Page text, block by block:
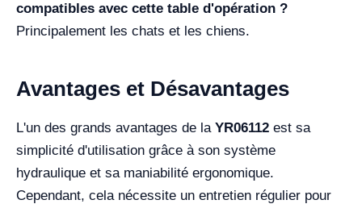
compatibles avec cette table d'opération ?
Principalement les chats et les chiens.
Avantages et Désavantages
L'un des grands avantages de la YR06112 est sa
simplicité d'utilisation grâce à son système
hydraulique et sa maniabilité ergonomique.
Cependant, cela nécessite un entretien régulier pour